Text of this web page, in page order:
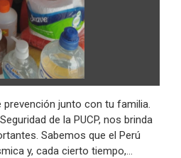
junto con tu familia.
de la PUCP, nos brinda
Sabemos que el Perú
y, cada cierto tiempo,…